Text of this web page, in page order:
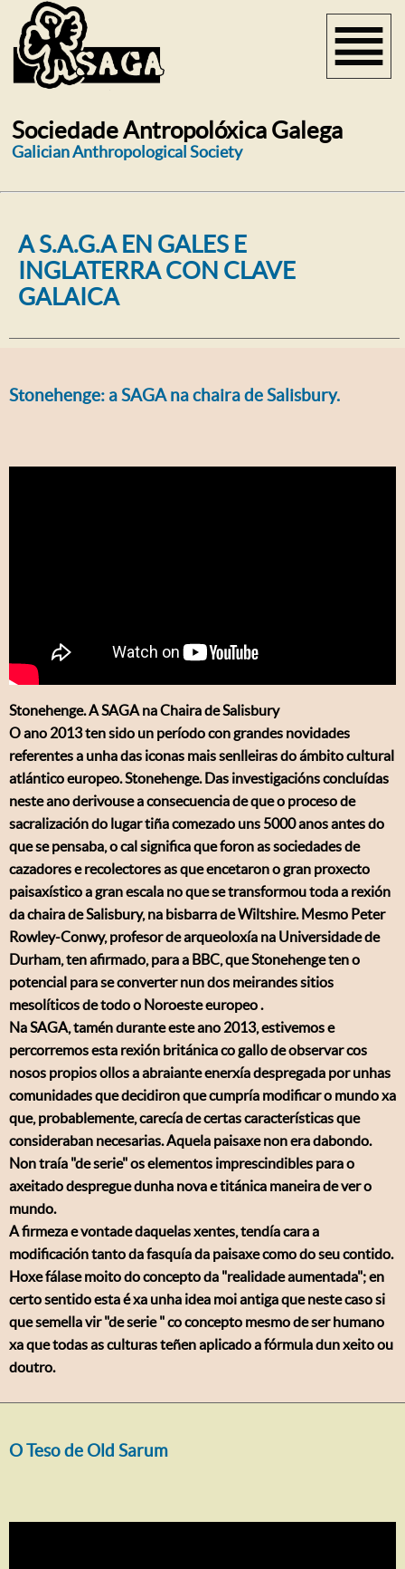
Sociedade Antropolóxica Galega
Galician Anthropological Society
A S.A.G.A EN GALES E
INGLATERRA CON CLAVE
GALAICA
Stonehenge: a SAGA na chaira de Salisbury.
Stonehenge. A SAGA na Chaira de Salisbury
O ano 2013 ten sido un período con grandes novidades
referentes a unha das iconas mais senlleiras do ámbito cultural
atlántico europeo. Stonehenge. Das investigacións concluídas
neste ano derivouse a consecuencia de que o proceso de
sacralización do lugar tiña comezado uns 5000 anos antes do
que se pensaba, o cal significa que foron as sociedades de
cazadores e recolectores as que encetaron o gran proxecto
paisaxístico a gran escala no que se transformou toda a rexión
da chaira de Salisbury, na bisbarra de Wiltshire. Mesmo Peter
Rowley-Conwy, profesor de arqueoloxía na Universidade de
Durham, ten afirmado, para a BBC, que Stonehenge ten o
potencial para se converter nun dos meirandes sitios
mesolíticos de todo o Noroeste europeo .
Na SAGA, tamén durante este ano 2013, estivemos e
percorremos esta rexión británica co gallo de observar cos
nosos propios ollos a abraiante enerxía despregada por unhas
comunidades que decidiron que cumpría modificar o mundo xa
que, probablemente, carecía de certas características que
consideraban necesarias. Aquela paisaxe non era dabondo.
Non traía "de serie" os elementos imprescindibles para o
axeitado despregue dunha nova e titánica maneira de ver o
mundo.
A firmeza e vontade daquelas xentes, tendía cara a
modificación tanto da fasquía da paisaxe como do seu contido.
Hoxe fálase moito do concepto da "realidade aumentada"; en
certo sentido esta é xa unha idea moi antiga que neste caso si
que semella vir "de serie " co concepto mesmo de ser humano
xa que todas as culturas teñen aplicado a fórmula dun xeito ou
doutro.
O Teso de Old Sarum